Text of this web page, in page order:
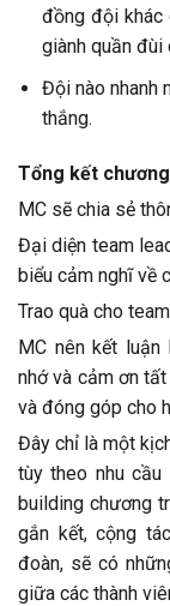
đồng đội khác
giành quần
Đội nào nhanh
thắng.
Tổng kết
MC sẽ chia sẻ
Đại diện team
biểu cảm nghĩ về
Trao quà cho
MC nên kết luận
nhớ và cảm ơn
và đóng góp cho
Đây chỉ là một
tùy theo nhu cầu
building chương
gắn kết, cộng
đoàn, sẽ có
giữa các thành